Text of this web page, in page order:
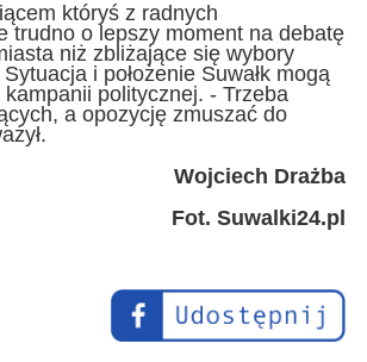
któryś z radnych
trudno o lepszy moment na debatę
niż zbliżające się wybory
i położenie Suwałk mogą
politycznej. - Trzeba
a opozycję zmuszać do
Wojciech Drażba
Fot. Suwalki24.pl